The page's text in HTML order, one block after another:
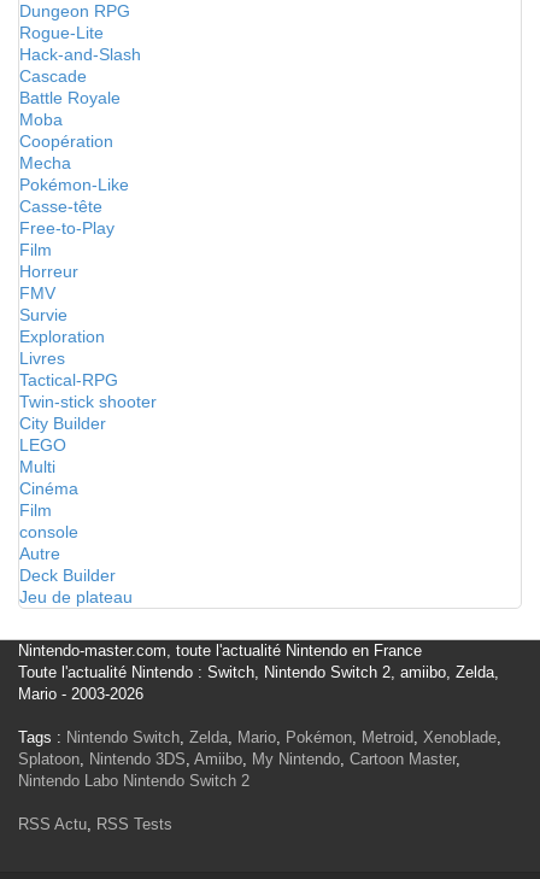
Dungeon RPG
Rogue-Lite
Hack-and-Slash
Cascade
Battle Royale
Moba
Coopération
Mecha
Pokémon-Like
Casse-tête
Free-to-Play
Film
Horreur
FMV
Survie
Exploration
Livres
Tactical-RPG
Twin-stick shooter
City Builder
LEGO
Multi
Cinéma
Film
console
Autre
Deck Builder
Jeu de plateau
Nintendo-master.com, toute l'actualité Nintendo en France
Toute l'actualité Nintendo : Switch, Nintendo Switch 2, amiibo, Zelda,
Mario - 2003-2026
Tags : Nintendo Switch, Zelda, Mario, Pokémon, Metroid, Xenoblade,
Splatoon, Nintendo 3DS, Amiibo, My Nintendo, Cartoon Master,
Nintendo Labo Nintendo Switch 2
RSS Actu, RSS Tests